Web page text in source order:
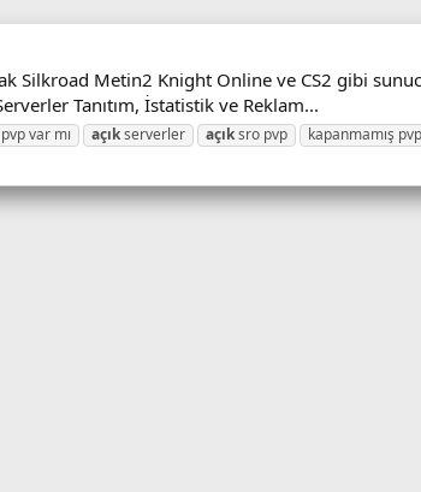
Silkroad Metin2 Knight Online ve CS2 gibi
Tanıtım, İstatistik ve Reklam...
pvp var mı açıkserverler açıksro pvp kapanmamış